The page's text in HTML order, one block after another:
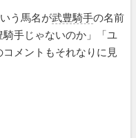
う馬名が武豊騎手の名前
手じゃないのか」「ユ
メントもそれなりに見